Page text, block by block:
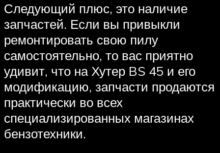
Следующий плюс, это наличие
запчастей. Если вы привыкли
ремонтировать свою пилу
самостоятельно, то вас приятно
удивит, что на Хутер BS 45 и его
модификацию, запчасти продаются
практически во всех
специализированных магазинах
бензотехники.